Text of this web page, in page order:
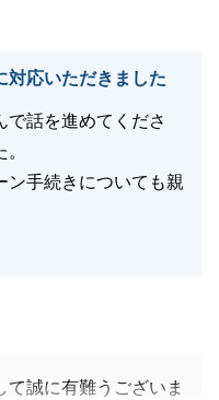
す。
対応いただきました
で話を進めてくださ
ン手続きについても親
て誠に有難うございま